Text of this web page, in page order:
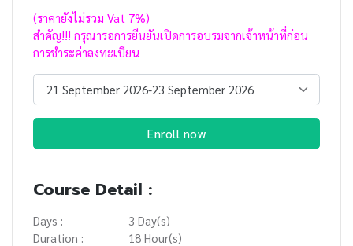
(ราคายังไม่รวม Vat 7%)
สำคัญ!!! กรุณารอการยืนยันเปิดการอบรมจากเจ้าหน้าที่ก่อน
การชำระค่าลงทะเบียน
Enroll now
Course Detail :
Days :
3 Day(s)
Duration :
18 Hour(s)